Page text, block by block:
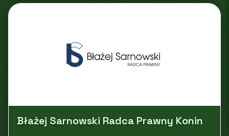
Błażej Sarnowski Radca Prawny Konin